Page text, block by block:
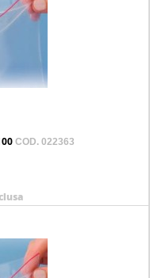
COD. 022363